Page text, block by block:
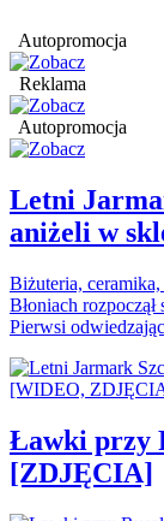
Autopromocja
Reklama
Autopromocja
Letni
aniżeli w
Biżuteria,
Błoniach
Pierwsi
Ławki przy
[ZDJĘCIA]